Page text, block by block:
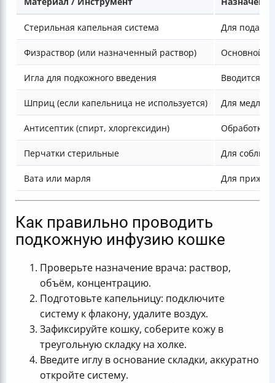
Стерильная капельная система Для подачи
Физраствор (или назначенный раствор) Основной
Игла для подкожного введения Вводится в
Шприц (если капельница не используется) Для
Антисептик (спирт, хлоргексидин) Обработка
Перчатки стерильные Для
Вата или марля Для
Как правильно проводить
подкожную инфузию кошке
Проверьте назначение врача: раствор,
объём, концентрацию.
Подготовьте капельницу: подключите
систему к флакону, удалите воздух.
Зафиксируйте кошку, соберите кожу в
треугольную складку на холке.
Введите иглу в основание складки, аккуратно
откройте систему.